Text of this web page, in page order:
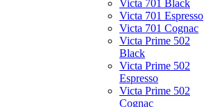
Victa 701 Black
Victa 701 Espresso
Victa 701 Cognac
Victa Prime 502
Black
Victa Prime 502
Espresso
Victa Prime 502
Cognac